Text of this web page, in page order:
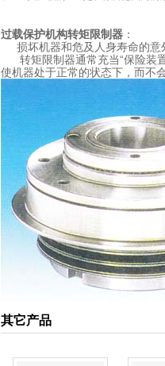
过载保护机构转矩限制器 ：
损坏机器和危及人身寿命的意
转矩限制器通常充当“保险装
使机器处于正常的状态下，而不
其它产品